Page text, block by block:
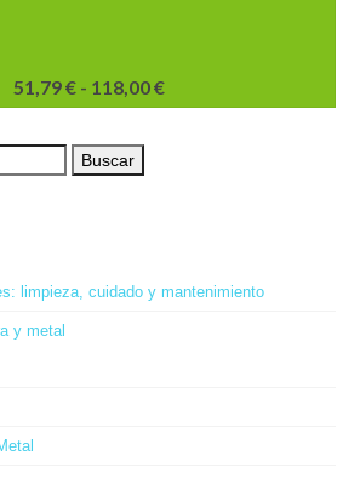
51,79€ - 118,00€Rango
de
producto
tiene
se
Buscar
limpieza, cuidado y mantenimiento
y metal